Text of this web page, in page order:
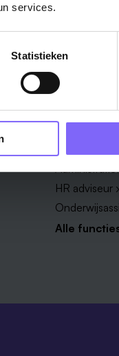
services.
Statistieken
HR adviseur ›
Alle